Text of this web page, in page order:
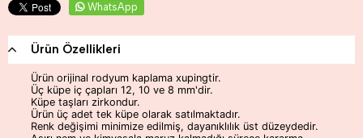
WhatsApp
Ürün Özellikleri
Ürün orijinal rodyum kaplama xupingtir.
Üç küpe iç çapları 12, 10 ve 8 mm'dir.
Küpe taşları zirkondur.
Ürün üç adet tek küpe olarak satılmaktadır.
Renk değişimi minimize edilmiş, dayanıklılık üst düzeydedir.